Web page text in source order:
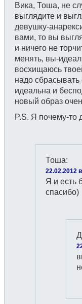
Вика, Тоша, не
выглядите и
девушку-
вами, то вы
и ничего не
менять, вы-
восхищаюсь
надо
идеальна и
новый образ
P.S. Я почему-то
Тоша:
22.02.2012
Я и есть
спасибо)